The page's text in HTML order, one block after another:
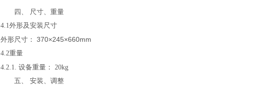
四、 尺寸、重量
4.1外形及安装尺寸
外形尺寸：
370×245×660mm
4.2重量
4.2.1. 设备重量：
20kg
五、 安装、调整